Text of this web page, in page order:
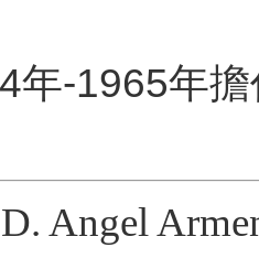
年-1965年
Angel